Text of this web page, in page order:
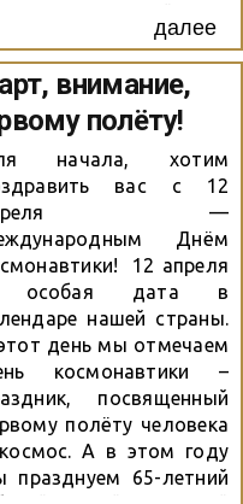
Но беседа...судеб,
с мечтой о
«Космос: Путь к
– таков девиз
раскрыть
читателями
освоения
начиная от
шагов
в изучении
тел и
Раздел
начало» окунает
первых
далее
внимание,
полёту!
начала, хотим
вас с 12
—
Днём
12 апреля
особая дата в
нашей страны.
день мы отмечаем
космонавтики –
посвященный
полёту человека
А в этом году
празднуем 65-летний